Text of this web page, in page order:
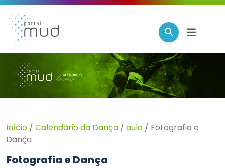
Início / Calendário da Dança / aula / Fotografia e
Dança
Fotografia e Dança